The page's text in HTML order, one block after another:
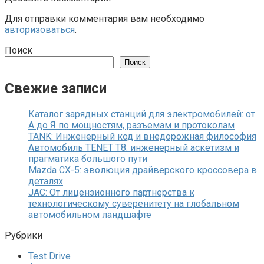
Для отправки комментария вам необходимо
авторизоваться.
Поиск
Поиск
Свежие записи
Каталог зарядных станций для электромобилей: от
А до Я по мощностям, разъемам и протоколам
TANK: Инженерный код и внедорожная философия
Автомобиль TENET T8: инженерный аскетизм и
прагматика большого пути
Mazda CX-5: эволюция драйверского кроссовера в
деталях
JAC: От лицензионного партнерства к
технологическому суверенитету на глобальном
автомобильном ландшафте
Рубрики
Test Drive